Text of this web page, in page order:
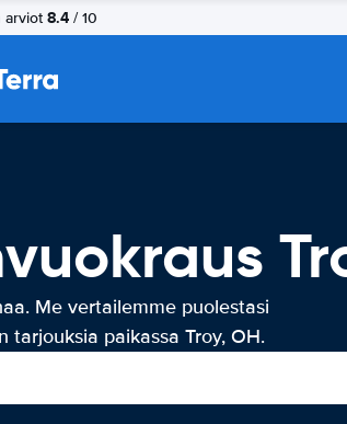
arviot 8.4 / 10
Me vertailemme puolestasi
tarjouksia paikassa Troy, OH.